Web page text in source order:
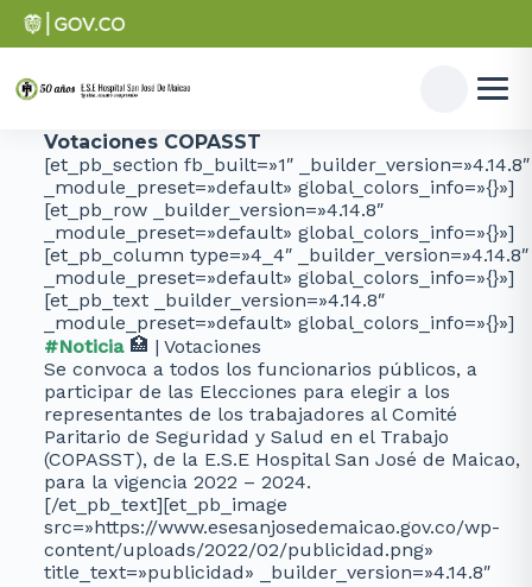
Votaciones COPASST
[et_pb_section fb_built=»1″ _builder_version=»4.14.8″
_module_preset=»default» global_colors_info=»{}»]
[et_pb_row _builder_version=»4.14.8″
_module_preset=»default» global_colors_info=»{}»]
[et_pb_column type=»4_4″ _builder_version=»4.14.8″
_module_preset=»default» global_colors_info=»{}»]
[et_pb_text _builder_version=»4.14.8″
_module_preset=»default» global_colors_info=»{}»]
#Noticia
| Votaciones
Se convoca a todos los funcionarios públicos, a
participar de las Elecciones para elegir a los
representantes de los trabajadores al Comité
Paritario de Seguridad y Salud en el Trabajo
(COPASST), de la E.S.E Hospital San José de Maicao,
para la vigencia 2022 – 2024.
[/et_pb_text][et_pb_image
src=»https://www.esesanjosedemaicao.gov.co/wp-
content/uploads/2022/02/publicidad.png»
title_text=»publicidad» _builder_version=»4.14.8″